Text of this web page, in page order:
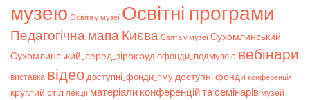
музею Освіта у музеї Освітні програми
Педагогічна мапа Києва Свята у музеї Сухомлинський
Сухомлинський_серед_зірокаудіофонди_педмузею вебінари
виставка відеодоступні_фонди_пмудоступні фонди конференція
круглий стіл лекції матеріали конференцій та семінарів музей